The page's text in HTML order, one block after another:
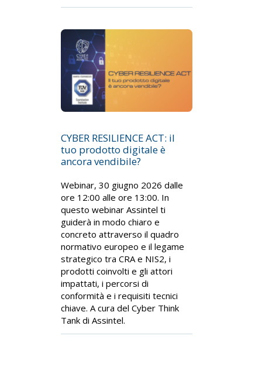
CYBER RESILIENCE ACT: il
tuo prodotto digitale è
ancora vendibile?
Webinar, 30 giugno 2026 dalle
ore 12:00 alle ore 13:00. In
questo webinar Assintel ti
guiderà in modo chiaro e
concreto attraverso il quadro
normativo europeo e il legame
strategico tra CRA e NIS2, i
prodotti coinvolti e gli attori
impattati, i percorsi di
conformità e i requisiti tecnici
chiave. A cura del Cyber Think
Tank di Assintel.